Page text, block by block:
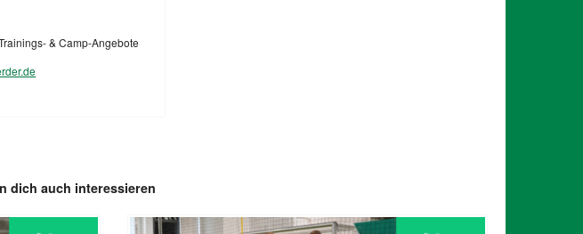
& Camp-Angebote
dich auch interessieren